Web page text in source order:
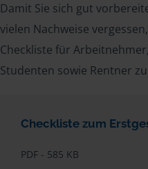
Damit Sie sich gut
vielen Nachweise
Checkliste für
Studenten sowie Rentner
Checkliste zum
PDF - 585 KB